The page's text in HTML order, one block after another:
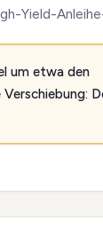
Yield-
um etwa den